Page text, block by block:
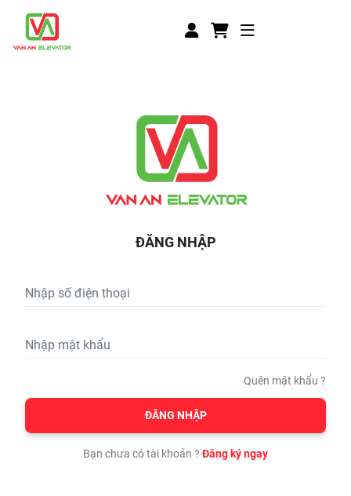
ĐĂNG NHẬP
Quên mật khẩu ?
ĐĂNG NHẬP
Bạn chưa có tài khoản ?Đăng ký ngay